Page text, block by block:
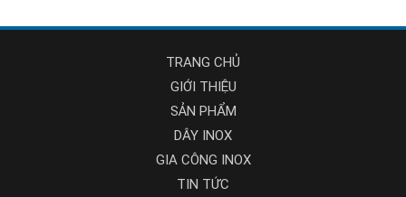
TRANG CHỦ
GIỚI THIỆU
SẢN PHẨM
DÂY INOX
GIA CÔNG INOX
TIN TỨC